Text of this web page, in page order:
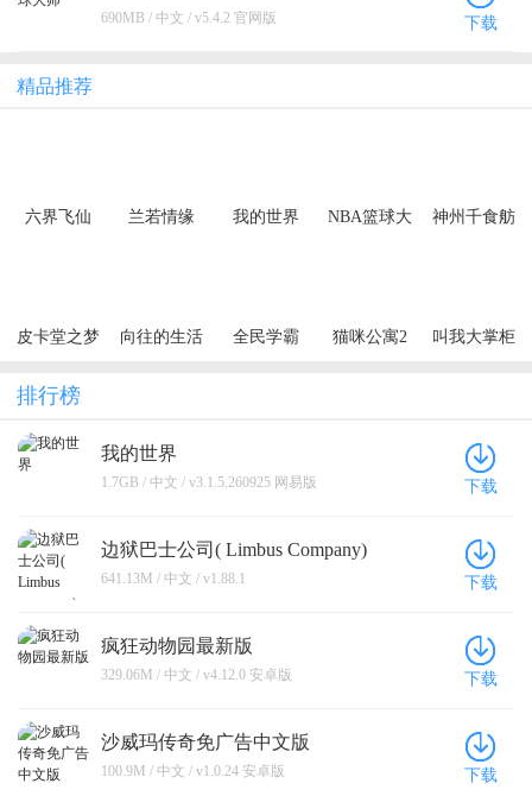
690MB / 中文 / v5.4.2 官网版 下载
精品推荐
六界飞仙
兰若情缘
我的世界
NBA篮球大
神州千食舫
皮卡堂之梦
向往的生活 全民学霸 猫咪公寓2 叫我大掌柜
排行榜
我的世界
1.7GB / 中文 / v3.1.5.260925 网易版 下载
边狱巴士公司( Limbus Company)
641.13M / 中文 / v1.88.1 下载
疯狂动物园最新版
329.06M / 中文 / v4.12.0 安卓版 下载
沙威玛传奇免广告中文版
100.9M / 中文 / v1.0.24 安卓版 下载